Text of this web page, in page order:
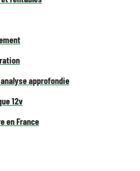
approfondie
12v
en France